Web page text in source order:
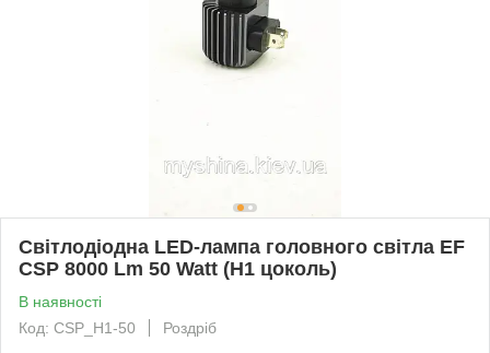
Світлодіодна LED-лампа головного світла EF
CSP 8000 Lm 50 Watt (H1 цоколь)
В наявності
Код: CSP_H1-50
Роздріб